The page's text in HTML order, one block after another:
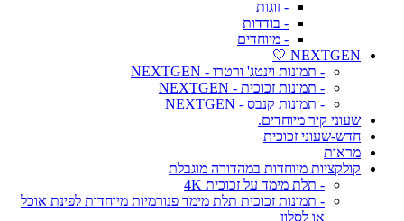
- זוגות
- בודדות
- מיוחדים
NEXTGEN 🤍
- תמונות וינטג' ורטרו - NEXTGEN
- תמונות זכוכית - NEXTGEN
- תמונות קנבס - NEXTGEN
שעוני קיר מיוחדים.
חדש-שעוני זכוכית
מראות
קולקציות מיוחדות במהדורה מוגבלת
- תלת מימד על זכוכית 4K
- תמונות זכוכית תלת מימד פנורמיות מיוחדות לפינת אוכל
או לסלון